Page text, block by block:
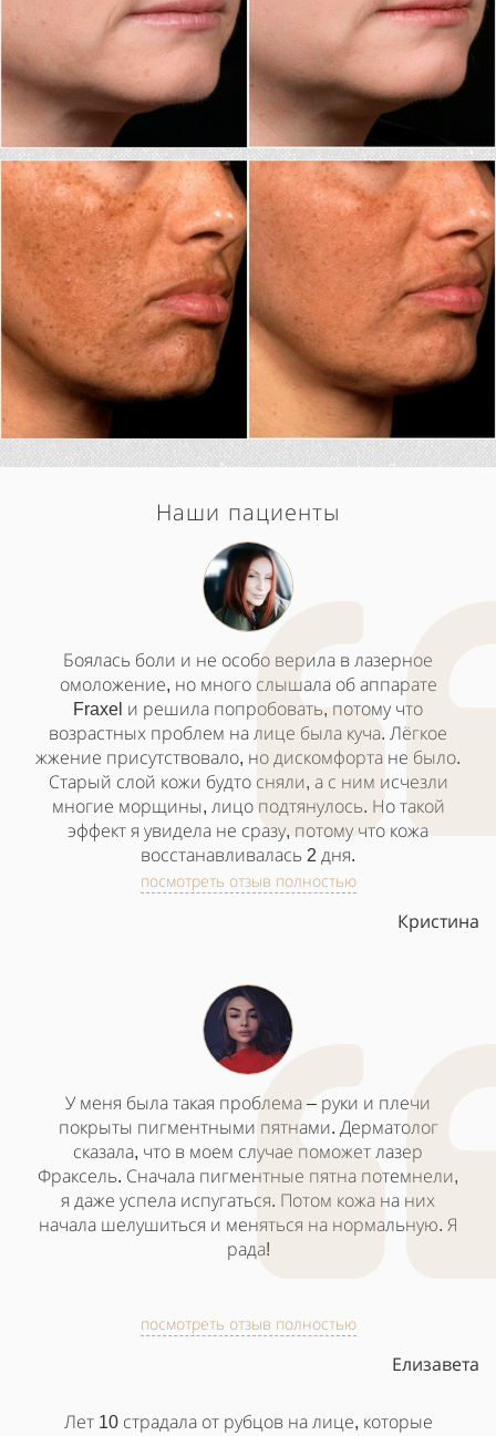
Наши пациенты
Боялась боли и не особо верила в лазерное
омоложение, но много слышала об аппарате
Fraxel и решила попробовать, потому что
возрастных проблем на лице была куча. Лёгкое
жжение присутствовало, но дискомфорта не было.
Старый слой кожи будто сняли, а с ним исчезли
многие морщины, лицо подтянулось. Но такой
эффект я увидела не сразу, потому что кожа
восстанавливалась 2 дня.
посмотреть отзыв полностью
Кристина
У меня была такая проблема – руки и плечи
покрыты пигментными пятнами. Дерматолог
сказала, что в моем случае поможет лазер
Фраксель. Сначала пигментные пятна потемнели,
я даже успела испугаться. Потом кожа на них
начала шелушиться и меняться на нормальную. Я
рада!
посмотреть отзыв полностью
Елизавета
Лет 10 страдала от рубцов на лице, которые